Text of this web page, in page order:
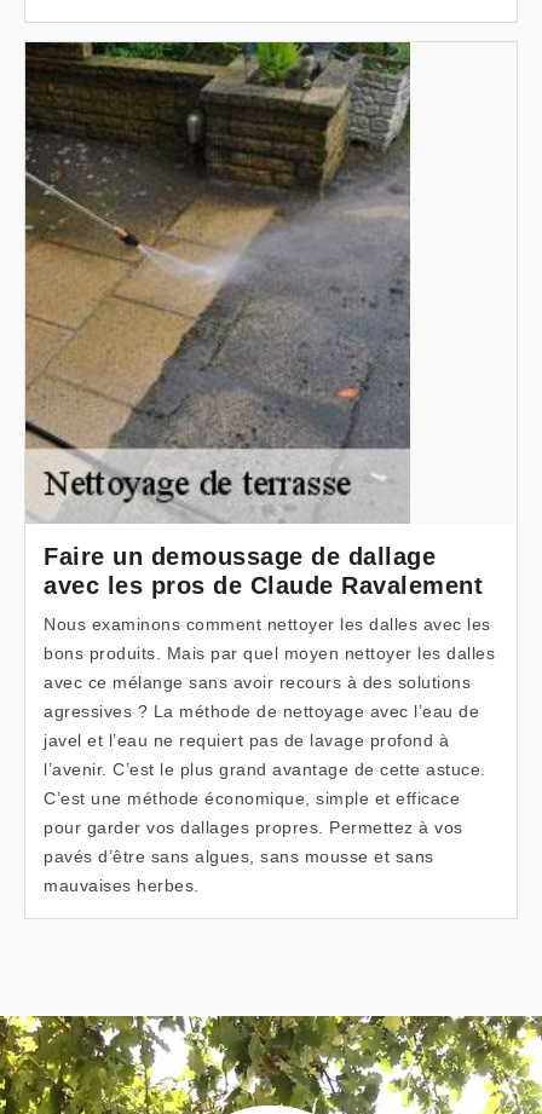
Faire un demoussage de dallage
avec les pros de Claude Ravalement
Nous examinons comment nettoyer les dalles avec les
bons produits. Mais par quel moyen nettoyer les dalles
avec ce mélange sans avoir recours à des solutions
agressives ? La méthode de nettoyage avec l’eau de
javel et l’eau ne requiert pas de lavage profond à
l’avenir. C’est le plus grand avantage de cette astuce.
C’est une méthode économique, simple et efficace
pour garder vos dallages propres. Permettez à vos
pavés d’être sans algues, sans mousse et sans
mauvaises herbes.